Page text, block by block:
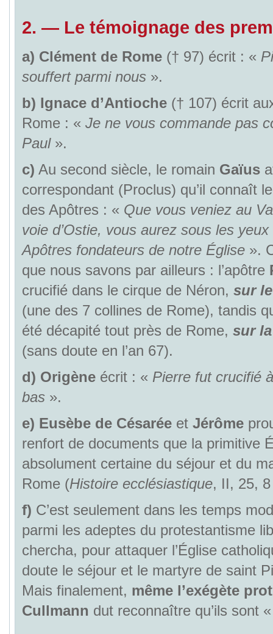
2. — Le témoignage des
a) Clément de Rome(† 97) écrit : «
souffert parmi nous».
b) Ignace d’Antioche(† 107) écrit
Rome : « Je ne vous commande pas
Paul».
c) Au second siècle, le romain Gaïus
correspondant (Proclus) qu’il connaît
des Apôtres : « Que vous veniez au
voie d’Ostie, vous aurez sous les
Apôtres fondateurs de notre Église».
que nous savons par ailleurs : l’apôtre
crucifié dans le cirque de Néron, sur
(une des 7 collines de Rome), tandis
été décapité tout près de Rome, sur
(sans doute en l’an 67).
d) Origèneécrit : « Pierre fut crucifié
bas».
e) Eusèbe de Césaréeet Jérôme
renfort de documents que la primitive
absolument certaine du séjour et du
Rome (Histoire ecclésiastique, II, 25,
f) C’est seulement dans les temps
parmi les adeptes du protestantisme
chercha, pour attaquer l’Église
doute le séjour et le martyre de saint
Mais finalement, même l’exégète
Cullmann dut reconnaître qu’ils sont